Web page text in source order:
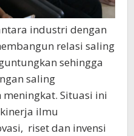
industri dengan
relasi saling
sehingga
saling
Situasi ini
ilmu
riset dan invensi